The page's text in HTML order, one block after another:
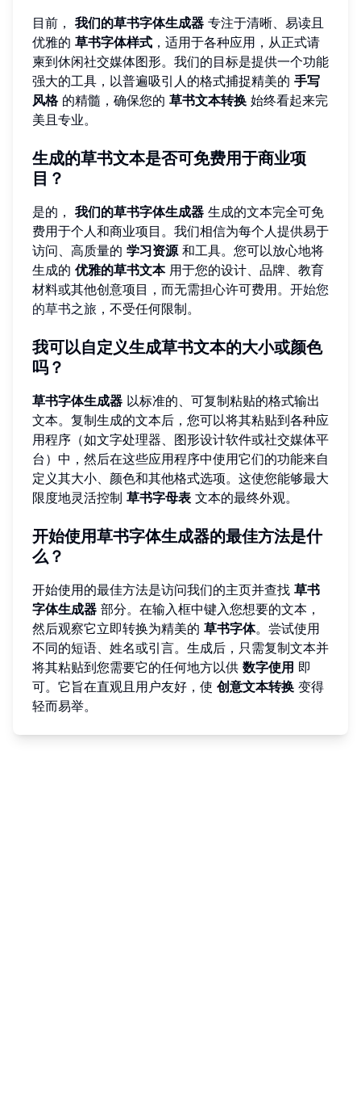
目前， 我们的草书字体生成器 专注于清晰、易读且
优雅的 草书字体样式 ，适用于各种应用，从正式请
柬到休闲社交媒体图形。我们的目标是提供一个功能
强大的工具，以普遍吸引人的格式捕捉精美的 手写
风格的精髓，确保您的 草书文本转换 始终看起来完
美且专业。
生成的草书文本是否可免费用于商业项
目？
是的， 我们的草书字体生成器 生成的文本完全可免
费用于个人和商业项目。我们相信为每个人提供易于
访问、高质量的 学习资源 和工具。您可以放心地将
生成的 优雅的草书文本用于您的设计、品牌、教育
材料或其他创意项目，而无需担心许可费用。 开始您
的草书之旅 ，不受任何限制。
我可以自定义生成草书文本的大小或颜色
吗？
草书字体生成器 以标准的、可复制粘贴的格式输出
文本。复制生成的文本后，您可以将其粘贴到各种应
用程序（如文字处理器、图形设计软件或社交媒体平
台）中，然后在这些应用程序中使用它们的功能来自
定义其大小、颜色和其他格式选项。这使您能够最大
限度地灵活控制 草书字母表 文本的最终外观。
开始使用草书字体生成器的最佳方法是什
么？
开始使用的最佳方法是访问我们的主页并查找 草书
字体生成器 部分。在输入框中键入您想要的文本，
然后观察它立即转换为精美的 草书字体。尝试使用
不同的短语、姓名或引言。生成后，只需复制文本并
将其粘贴到您需要它的任何地方以供 数字使用 即
可。它旨在直观且用户友好，使 创意文本转换 变得
轻而易举。